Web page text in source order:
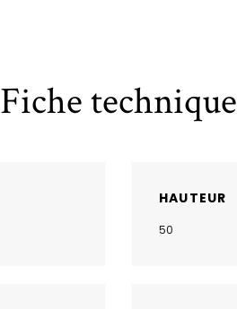
Fiche technique
HAUTEUR
50